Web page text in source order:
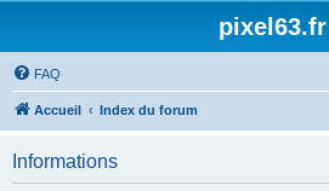
pixel63.fr
FAQ
Accueil Index du forum
Informations